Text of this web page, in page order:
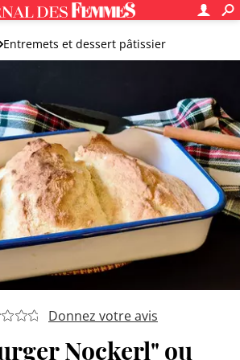
Entremets et dessert pâtissier
Donnez votre avis
Nockerl" ou